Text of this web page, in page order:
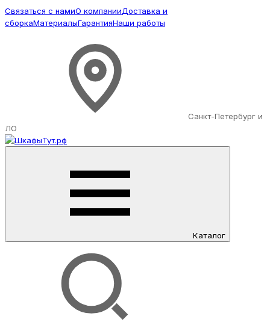
Связаться с намиО компанииДоставка и
сборкаМатериалыГарантияНаши работы
Санкт-Петербург и
ЛО
Каталог